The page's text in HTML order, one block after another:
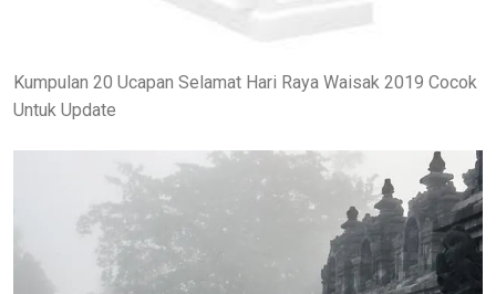
Kumpulan 20 Ucapan Selamat Hari Raya Waisak 2019 Cocok
Untuk Update